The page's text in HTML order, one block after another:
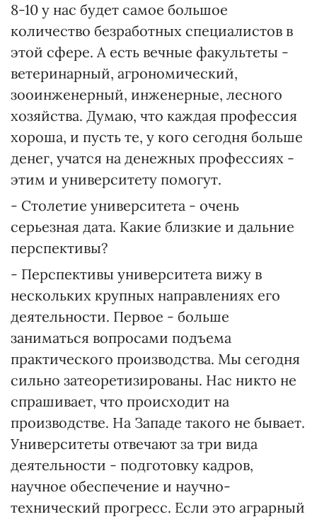
8-10 у нас будет самое большое
количество безработных специалистов в
этой сфере. А есть вечные факультеты -
ветеринарный, агрономический,
зооинженерный, инженерные, лесного
хозяйства. Думаю, что каждая профессия
хороша, и пусть те, у кого сегодня больше
денег, учатся на денежных профессиях -
этим и университету помогут.
- Столетие университета - очень
серьезная дата. Какие близкие и дальние
перспективы?
- Перспективы университета вижу в
нескольких крупных направлениях его
деятельности. Первое - больше
заниматься вопросами подъема
практического производства. Мы сегодня
сильно затеоретизированы. Нас никто не
спрашивает, что происходит на
производстве. На Западе такого не бывает.
Университеты отвечают за три вида
деятельности - подготовку кадров,
научное обеспечение и научно-
технический прогресс. Если это аграрный